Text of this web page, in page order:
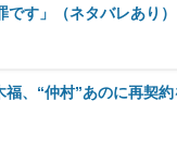
す」（ネタバレあり）
福、“仲村”あのに再契